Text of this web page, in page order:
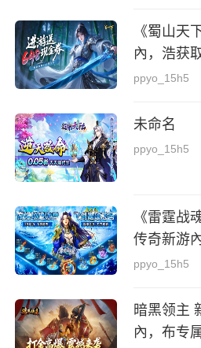
《蜀山天
內，浩获
ppyo_15h5
未命名
ppyo_15h5
《雷霆战
传奇新游
ppyo_15h5
暗黑领主
內，布专